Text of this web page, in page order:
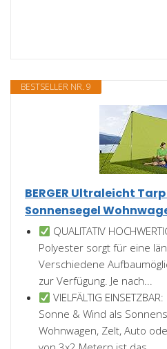
BESTSELLER NR. 9
BERGER Ultraleicht
Sonnensegel
QUALITATIV
Polyester sorgt für eine
Verschiedene
zur Verfügung. Je nach...
VIELFÄLTIG
Sonne & Wind als
Wohnwagen, Zelt, Auto